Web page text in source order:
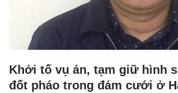
Khởi tố vụ án, tạm giữ hình
đốt pháo trong đám cưới ở